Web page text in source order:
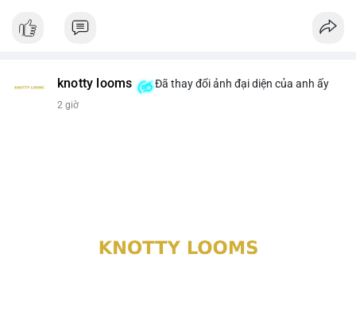
knotty looms Đã thay đổi ảnh đại diện của anh ấy
2 giờ